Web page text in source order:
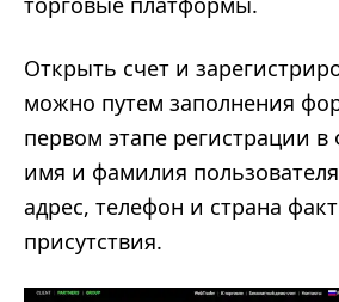
Открыть счет и
можно путем заполнения
первом этапе регистрации в
имя и фамилия
адрес, телефон и страна
присутствия.